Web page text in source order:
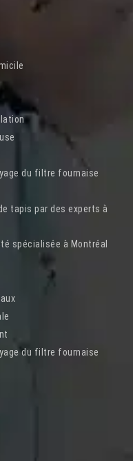
du filtre fournaise
tapis par des experts à
spécialisée à Montréal
du filtre fournaise